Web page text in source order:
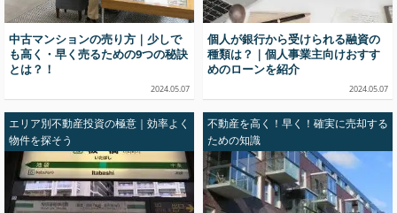
中古マンションの売り方｜少しで
も高く・早く売るための9つの秘訣
とは？！
2024.05.07
個人が銀行から受けられる融資の
種類は？｜個人事業主向けおすす
めのローンを紹介
2024.05.07
エリア別不動産投資の極意｜効率よく
物件を探そう
不動産を高く！早く！確実に売却する
ための知識